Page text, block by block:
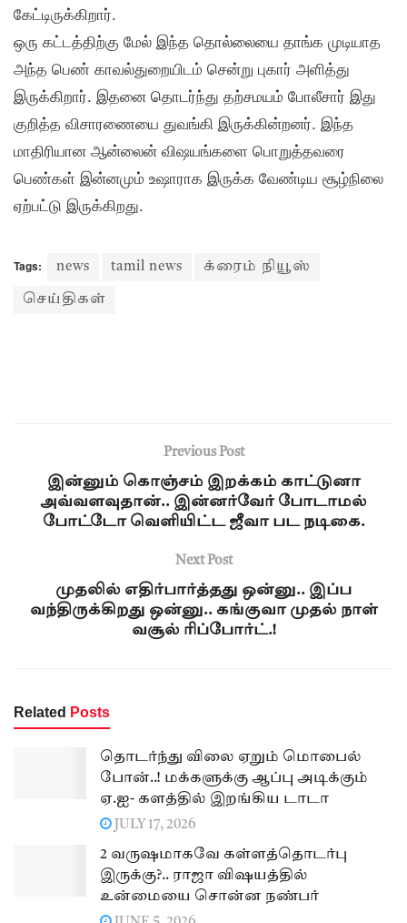
கேட்டிருக்கிறார்.
ஒரு கட்டத்திற்கு மேல் இந்த தொல்லையை தாங்க முடியாத
அந்த பெண் காவல்துறையிடம் சென்று புகார் அளித்து
இருக்கிறார். இதனை தொடர்ந்து தற்சமயம் போலீசார் இது
குறித்த விசாரணையை துவங்கி இருக்கின்றனர். இந்த
மாதிரியான ஆன்லைன் விஷயங்களை பொறுத்தவரை
பெண்கள் இன்னமும் உஷாராக இருக்க வேண்டிய சூழ்நிலை
ஏற்பட்டு இருக்கிறது.
Tags: news tamil news க்ரைம் நியூஸ்
செய்திகள்
Previous Post
இன்னும் கொஞ்சம் இறக்கம் காட்டுனா
அவ்வளவுதான்.. இன்னர்வேர் போடாமல்
போட்டோ வெளியிட்ட ஜீவா பட நடிகை.
Next Post
முதலில் எதிர்பார்த்தது ஒன்னு.. இப்ப
வந்திருக்கிறது ஒன்னு.. கங்குவா முதல் நாள்
வசூல் ரிப்போர்ட்.!
Related Posts
தொடர்ந்து விலை ஏறும் மொபைல்
போன்..! மக்களுக்கு ஆப்பு அடிக்கும்
ஏ.ஐ- களத்தில் இறங்கிய டாடா
JULY 17, 2026
2 வருஷமாகவே கள்ளத்தொடர்பு
இருக்கு?.. ராஜா விஷயத்தில்
உன்மையை சொன்ன நண்பர்